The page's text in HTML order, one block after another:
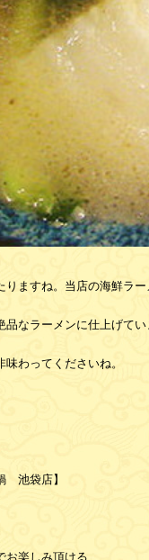
ますね。当店の海鮮ラ
なラーメンに仕上げてい
わってくださいね。
池袋店】
お楽しみ頂ける